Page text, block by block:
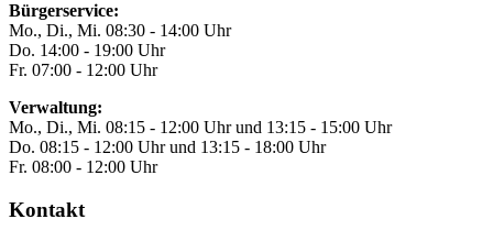
Bürgerservice:
Mo., Di., Mi. 08:30 - 14:00 Uhr
Do. 14:00 - 19:00 Uhr
Fr. 07:00 - 12:00 Uhr
Verwaltung:
Mo., Di., Mi. 08:15 - 12:00 Uhr und 13:15 - 15:00 Uhr
Do. 08:15 - 12:00 Uhr und 13:15 - 18:00 Uhr
Fr. 08:00 - 12:00 Uhr
Kontakt